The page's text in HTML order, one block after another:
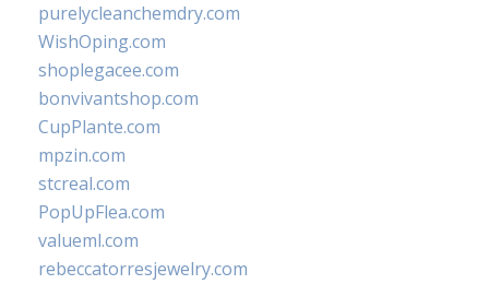
purelycleanchemdry.com
WishOping.com
shoplegacee.com
bonvivantshop.com
CupPlante.com
mpzin.com
stcreal.com
PopUpFlea.com
valueml.com
rebeccatorresjewelry.com